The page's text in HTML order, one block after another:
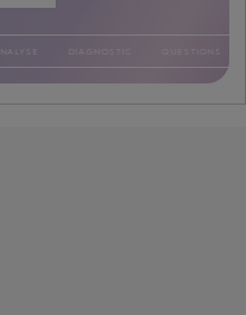
DIAGNOSTIC ANALYSE
QUESTIONS